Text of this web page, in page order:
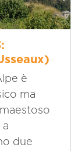
è
ma
a
due